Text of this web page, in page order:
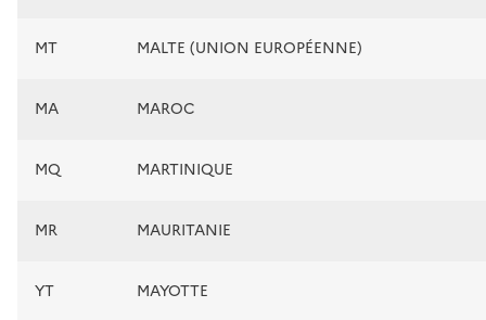
MT MALTE (UNION EUROPÉENNE)
MA MAROC
MQ MARTINIQUE
MR MAURITANIE
YT MAYOTTE